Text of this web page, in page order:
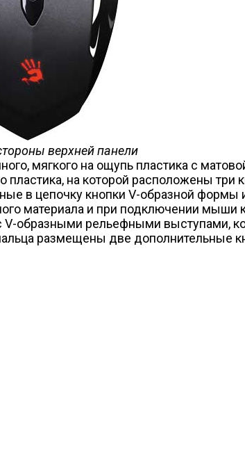
верхней панели
мягкого на ощупь пластика с
пластика, на которой расположены
в цепочку кнопки V-образной формы
материала и при подключении мыши
V-образными рельефными выступами,
размещены две дополнительные